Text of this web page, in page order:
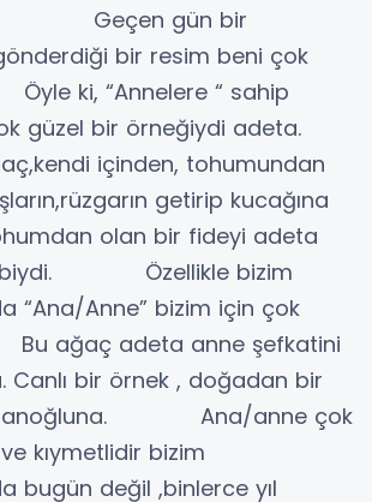
gün bir
bir resim beni çok
ki, “Annelere “ sahip
güzel bir örneğiydi adeta.
içinden, tohumundan
getirip kucağına
olan bir fideyi adeta
gibiydi. Özellikle bizim
“Ana/Anne” bizim için çok
adeta anne şefkatini
Canlı bir örnek , doğadan bir
Ana/anne çok
kıymetlidir bizim
bugün değil ,binlerce yıl